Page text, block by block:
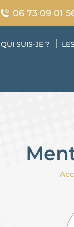
06 73 09 01
QUI SUIS-JE ?